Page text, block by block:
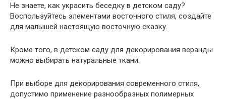
Не знаете, как украсить беседку в детском саду?
Воспользуйтесь элементами восточного стиля, создайте
для малышей настоящую восточную сказку.
Кроме того, в детском саду для декорирования веранды
можно выбирать натуральные ткани.
При выборе для декорирования современного стиля,
допустимо применение разнообразных полимерных